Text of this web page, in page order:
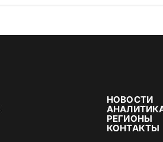
НОВОСТИ
РЕГИОНЫ
КОНТАКТЫ